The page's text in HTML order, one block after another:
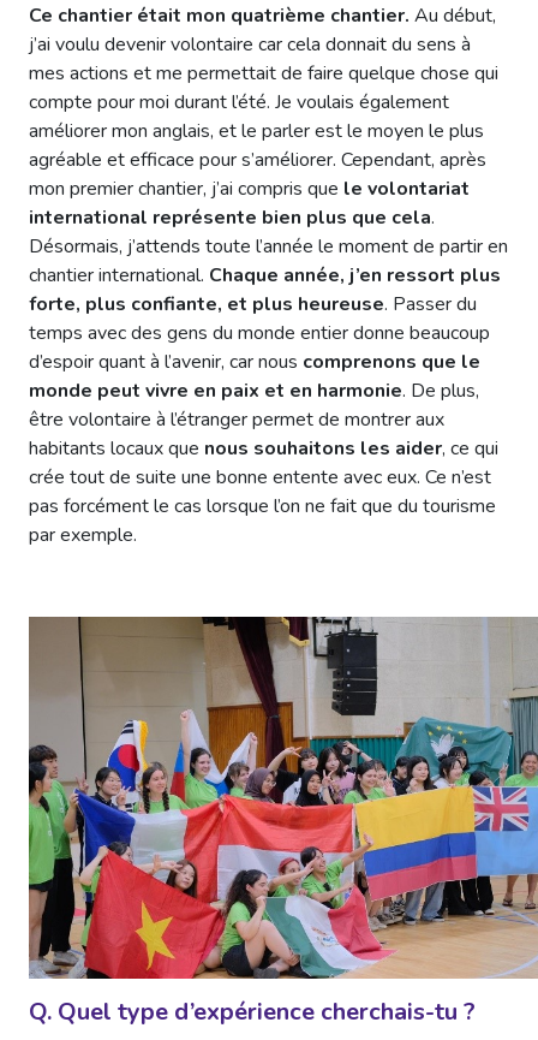
Ce chantier était mon quatrième chantier. Au début,
j’ai voulu devenir volontaire car cela donnait du sens à
mes actions et me permettait de faire quelque chose qui
compte pour moi durant l’été. Je voulais également
améliorer mon anglais, et le parler est le moyen le plus
agréable et efficace pour s’améliorer. Cependant, après
mon premier chantier, j’ai compris que le volontariat
international représente bien plus que cela.
Désormais, j’attends toute l’année le moment de partir en
chantier international. Chaque année, j’en ressort plus
forte, plus confiante, et plus heureuse. Passer du
temps avec des gens du monde entier donne beaucoup
d’espoir quant à l’avenir, car nous comprenons que le
monde peut vivre en paix et en harmonie. De plus,
être volontaire à l’étranger permet de montrer aux
habitants locaux que nous souhaitons les aider, ce qui
crée tout de suite une bonne entente avec eux. Ce n’est
pas forcément le cas lorsque l’on ne fait que du tourisme
par exemple.
Q. Quel type d’expérience cherchais-tu ?